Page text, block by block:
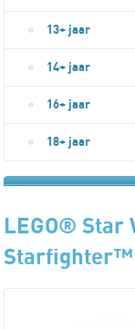
13+ jaar
14+ jaar
16+ jaar
18+ jaar
LEGO® Star
Starfighter™